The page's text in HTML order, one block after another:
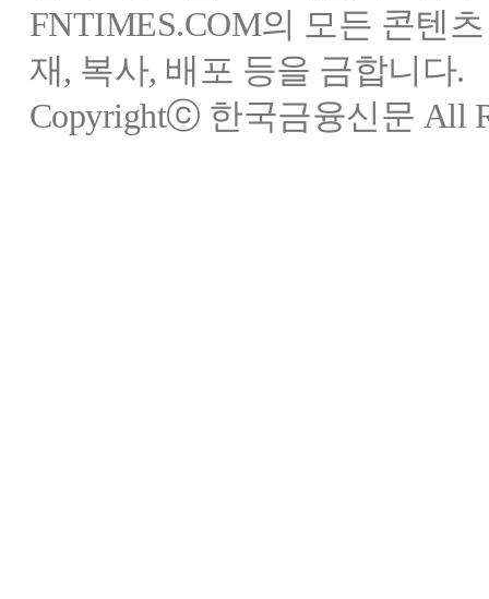
FNTIMES.COM의 모든 콘텐
재, 복사, 배포 등을 금합니다.
Copyrightⓒ 한국금융신문 All